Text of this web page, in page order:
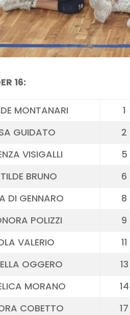
16:
MONTANARI 1
GUIDATO
2
VISIGALLI
5
BRUNO
6
DI GENNARO
8
POLIZZI
9
VALERIO
11
OGGERO
13
MORANO
14
COBETTO
17